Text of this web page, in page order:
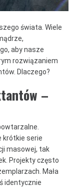
świata. Wiele
aby nasze
rozwiązaniem
Dlaczego?
–
krótkie serie
masowej, tak
Projekty często
Mała
identycznie